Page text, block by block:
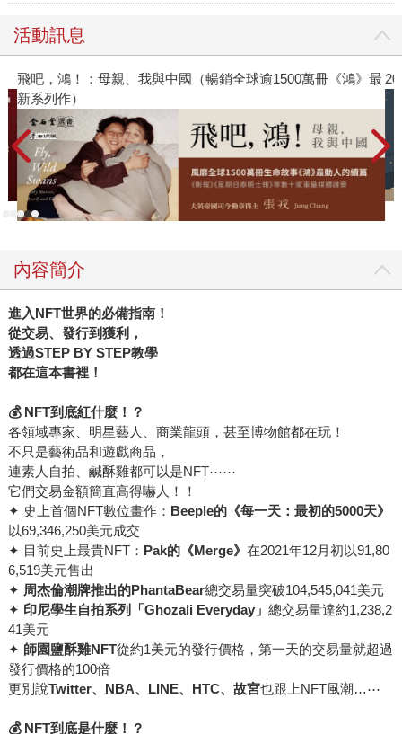
活動訊息
飛吧，鴻！：母親、我與中國（暢銷全球逾1500萬冊《鴻》最
新系列作）
內容簡介
進入NFT世界的必備指南！
從交易、發行到獲利，
透過STEP BY STEP教學
都在這本書裡！
💰NFT到底紅什麼！？
各領域專家、明星藝人、商業龍頭，甚至博物館都在玩！
不只是藝術品和遊戲商品，
連素人自拍、鹹酥雞都可以是NFT⋯⋯
它們交易金額簡直高得嚇人！！
✦ 史上首個NFT數位畫作： Beeple的《每一天：最初的5000天》
以69,346,250美元成交
✦ 目前史上最貴NFT： Pak的《Merge》 在2021年12月初以91,80
6,519美元售出
✦ 周杰倫潮牌推出的PhantaBear總交易量突破104,545,041美元
✦ 印尼學生自拍系列「Ghozali Everyday」 總交易量達約1,238,2
41美元
✦ 師園鹽酥雞NFT從約1美元的發行價格，第一天的交易量就超過
發行價格的100倍
更別說Twitter、NBA、LINE、HTC、故宮也跟上NFT風潮…⋯
💰NFT到底是什麼！？